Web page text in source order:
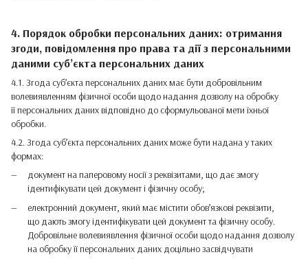
4. Порядок обробки персональних даних: отримання
згоди, повідомлення про права та дії з персональними
даними суб’єкта персональних даних
4.1. Згода суб’єкта персональних даних має бути добровільним
волевиявленням фізичної особи щодо надання дозволу на обробку
її персональних даних відповідно до сформульованої мети їхньої
обробки.
4.2. Згода суб’єкта персональних даних може бути надана у таких
формах:
документ на паперовому носії з реквізитами, що дає змогу
ідентифікувати цей документ і фізичну особу;
електронний документ, який має містити обов’язкові реквізити,
що дають змогу ідентифікувати цей документ та фізичну особу.
Добровільне волевиявлення фізичної особи щодо надання дозволу
на обробку її персональних даних доцільно засвідчувати